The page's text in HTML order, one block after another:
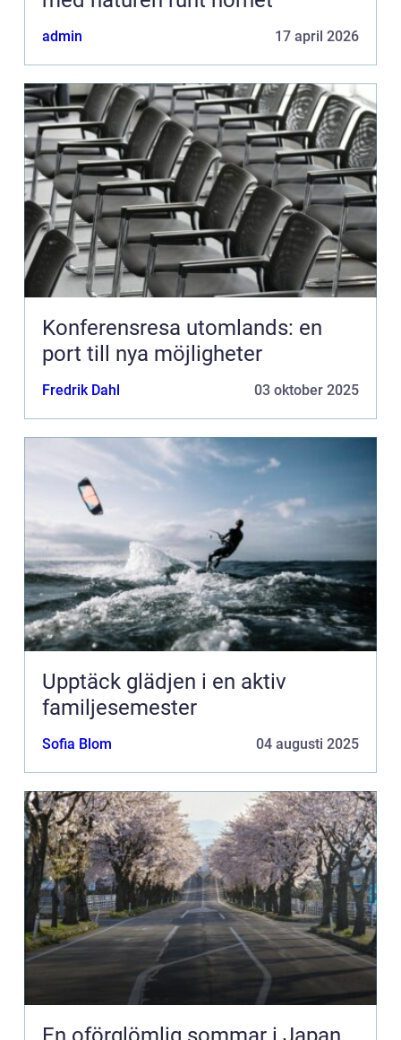
admin 17 april 2026
Konferensresa utomlands: en
port till nya möjligheter
Fredrik Dahl 03 oktober 2025
Upptäck glädjen i en aktiv
familjesemester
Sofia Blom 04 augusti 2025